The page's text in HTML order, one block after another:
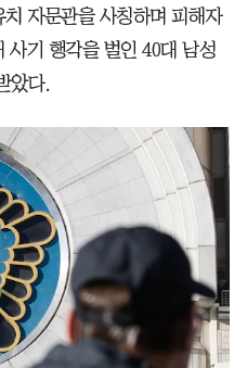
자문관을 사칭하며 피해자
사기 행각을 벌인 40대 남성
았다.